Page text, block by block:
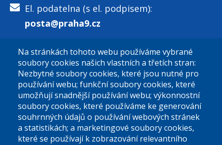
El. podatelna (s el. podpisem):
posta@praha9.cz
El. podatelna (bez el. podpisu):
podatelna@praha9.cz
Úřední dny:
Na stránkách tohoto webu používáme vybrané
soubory cookies našich vlastních a třetích stran:
Nezbytné soubory cookies, které jsou nutné pro
používání webu; funkční soubory cookies, které
umožňují snadnější používání webu; výkonnostní
soubory cookies, které používáme ke generování
souhrnných údajů o používání webových stránek
a statistikách; a marketingové soubory cookies,
které se používají k zobrazování relevantního